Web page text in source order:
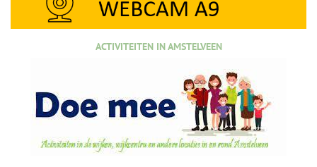
ACTIVITEITEN IN AMSTELVEEN